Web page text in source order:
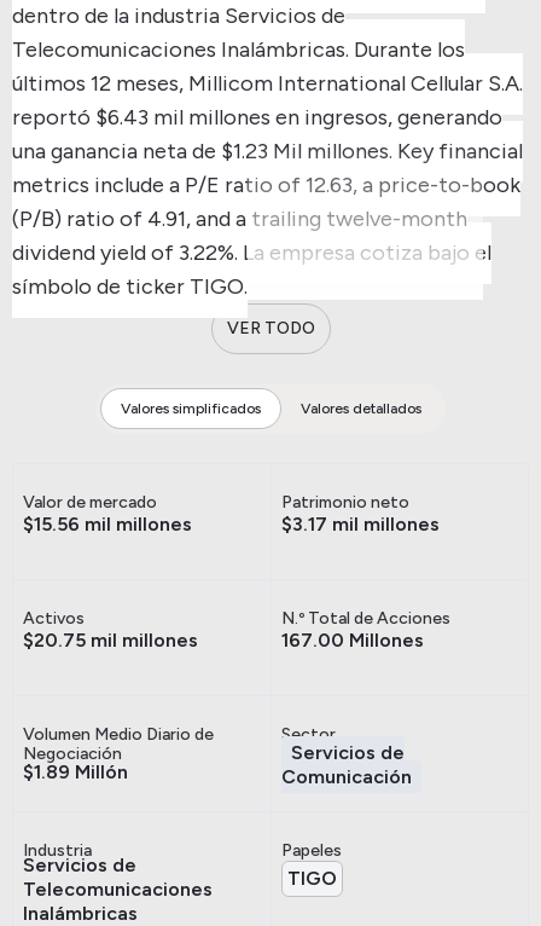
dentro de la industria Servicios de
Telecomunicaciones Inalámbricas. Durante los
últimos 12 meses, Millicom International Cellular S.A.
reportó $6.43 mil millones en ingresos, generando
una ganancia neta de $1.23 Mil millones. Key financial
metrics include a P/E ratio of 12.63, a price-to-book
(P/B) ratio of 4.91, and a trailing twelve-month
dividend yield of 3.22%. La empresa cotiza bajo el
símbolo de ticker TIGO.
VER TODO
Valores simplificados Valores detallados
Valor de mercado
$15.56 mil millones
Patrimonio neto
$3.17 mil millones
Activos
$20.75 mil millones
N.º Total de Acciones
167.00 Millones
Volumen Medio Diario de
Negociación
$1.89 Millón
Sector
Servicios de
Comunicación
Industria
Servicios de
Telecomunicaciones
Inalámbricas
Papeles
TIGO